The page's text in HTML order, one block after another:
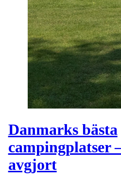
Danmarks bästa
campingplatser
avgjort